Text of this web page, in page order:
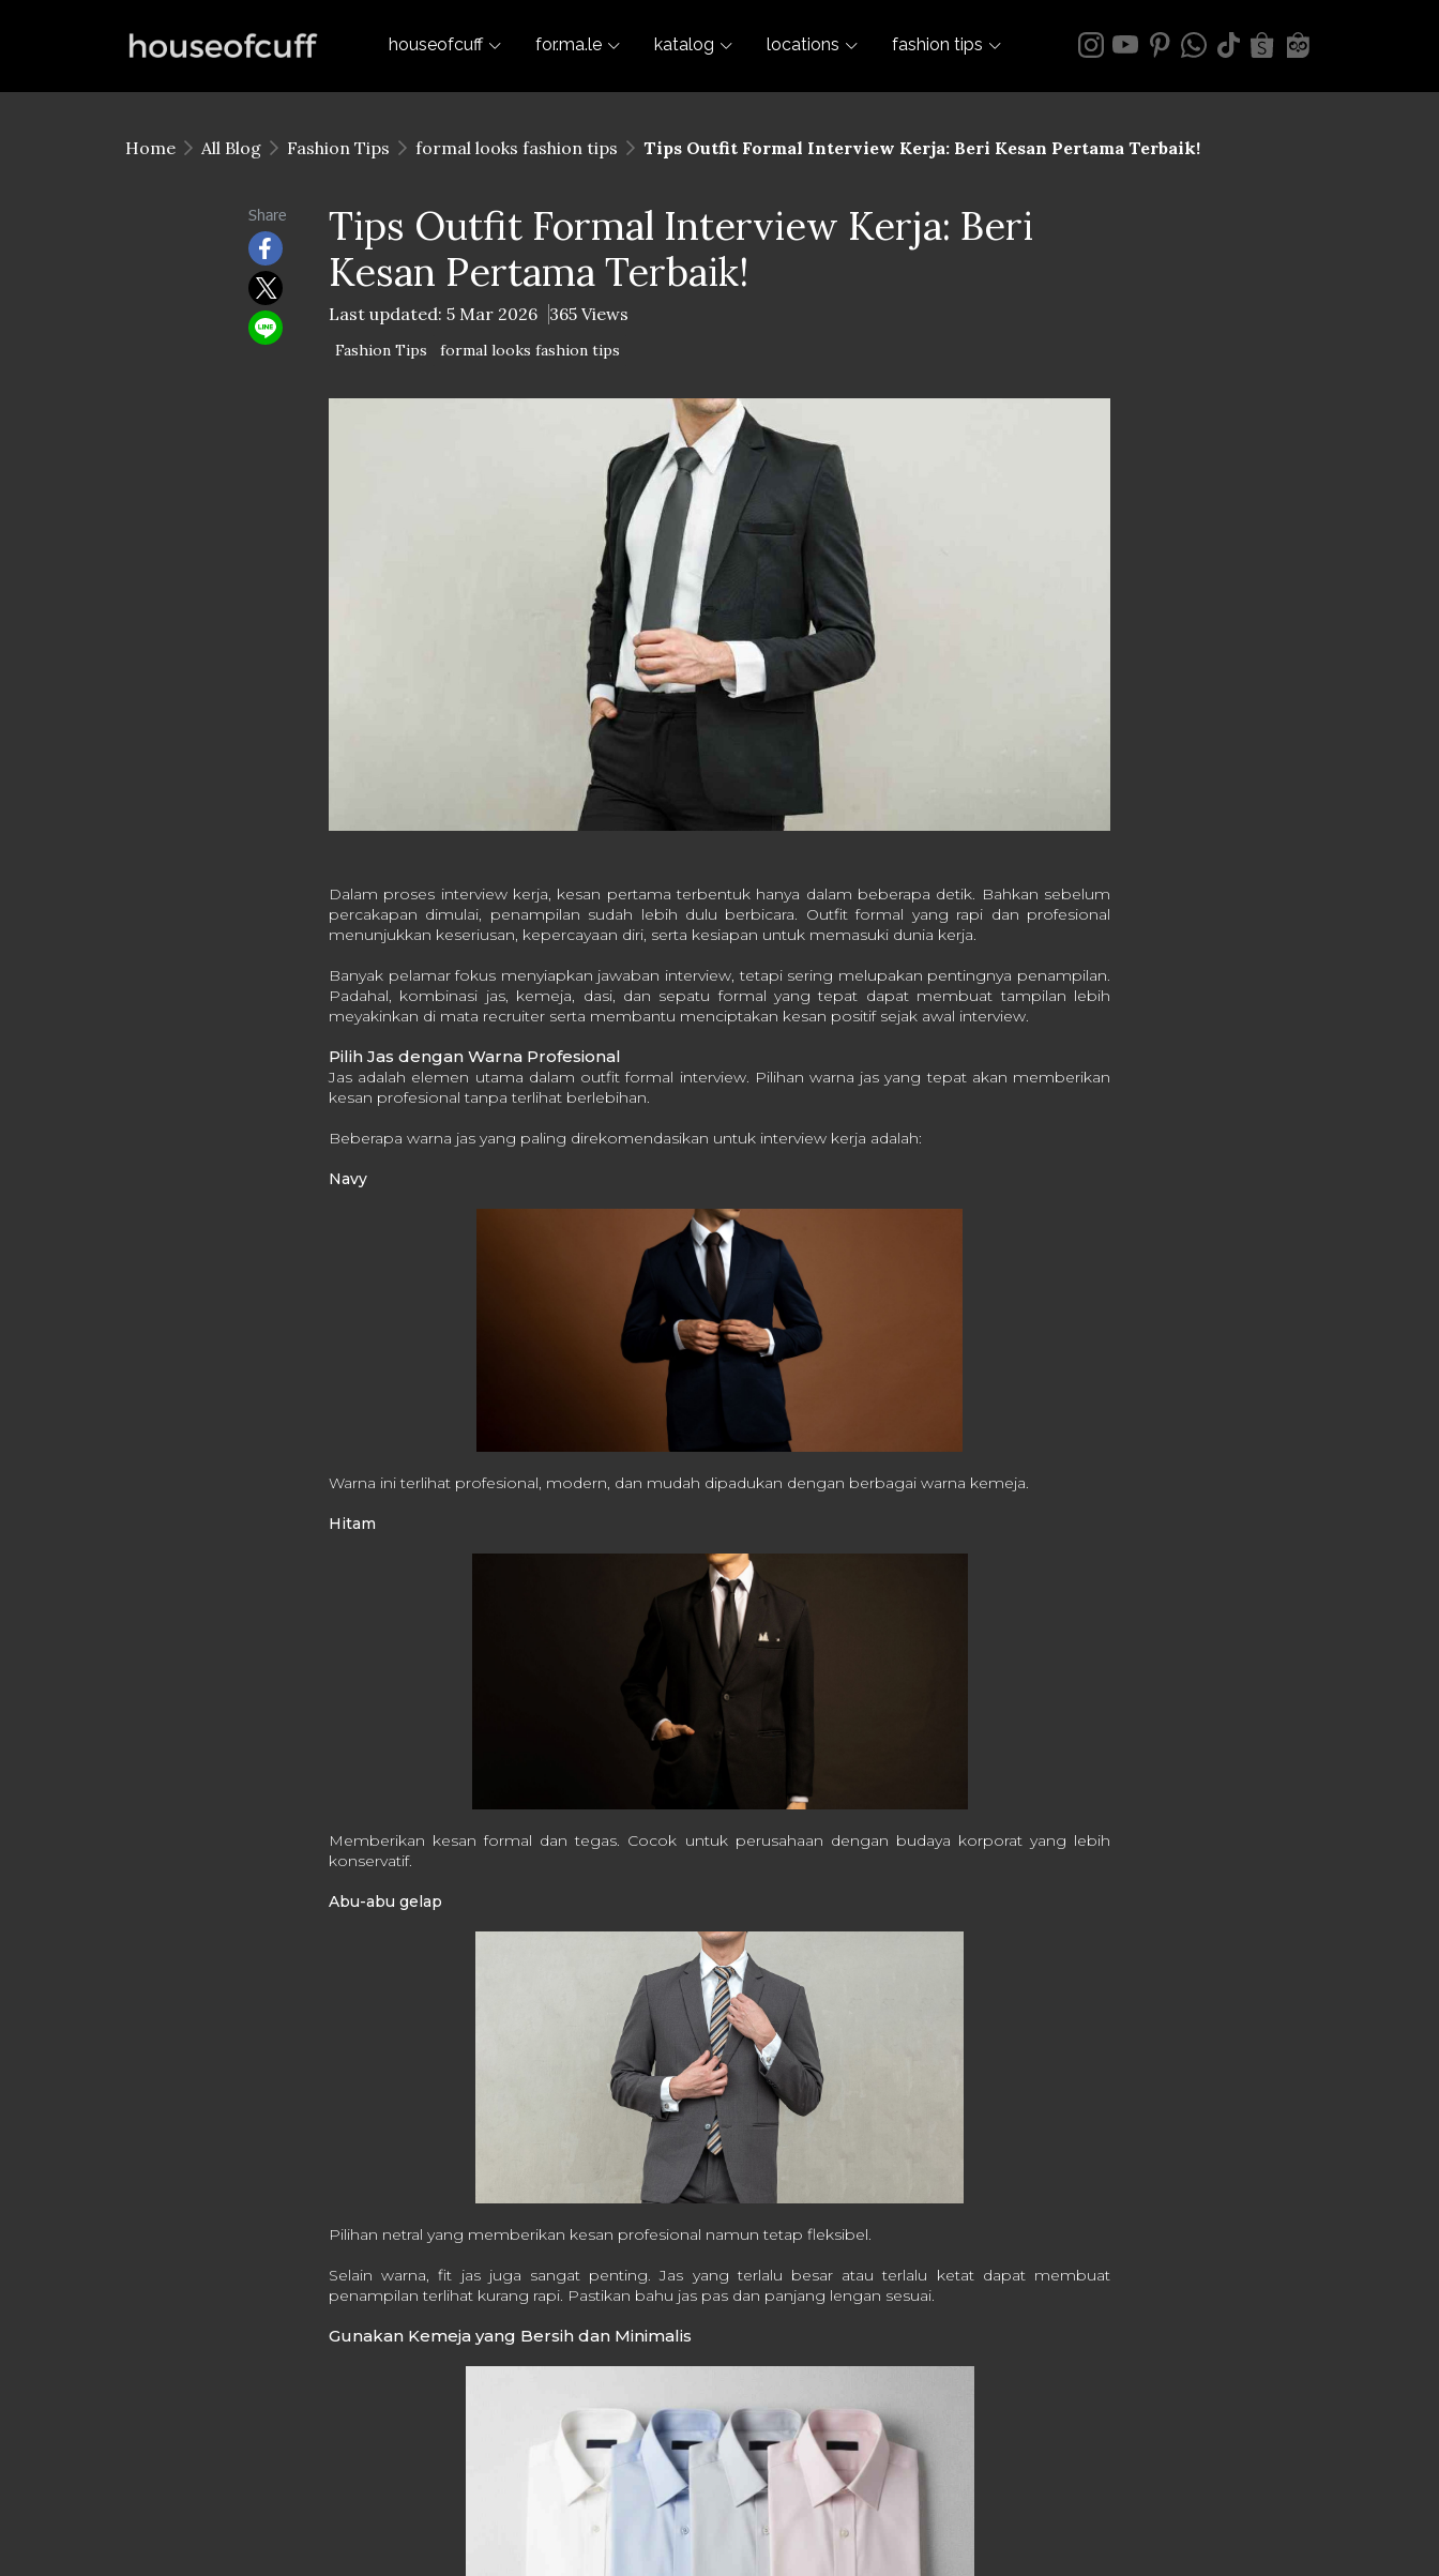
houseofcuff for.ma.le katalog locations fashion tips
Home All Blog Fashion Tips formal looks fashion tips Tips Outfit Formal Interview Kerja: Beri Kesan Pertama Terbaik!
Share
Tips Outfit Formal Interview Kerja: Beri
Kesan Pertama Terbaik!
Last updated: 5 Mar 2026 365 Views
Fashion Tips formal looks fashion tips
Dalam proses interview kerja, kesan pertama terbentuk hanya dalam beberapa detik. Bahkan sebelum
percakapan dimulai, penampilan sudah lebih dulu berbicara. Outfit formal yang rapi dan profesional
menunjukkan keseriusan, kepercayaan diri, serta kesiapan untuk memasuki dunia kerja.
Banyak pelamar fokus menyiapkan jawaban interview, tetapi sering melupakan pentingnya penampilan.
Padahal, kombinasi jas, kemeja, dasi, dan sepatu formal yang tepat dapat membuat tampilan lebih
meyakinkan di mata recruiter serta membantu menciptakan kesan positif sejak awal interview.
Pilih Jas dengan Warna Profesional
Jas adalah elemen utama dalam outfit formal interview. Pilihan warna jas yang tepat akan memberikan
kesan profesional tanpa terlihat berlebihan.
Beberapa warna jas yang paling direkomendasikan untuk interview kerja adalah:
Navy
Warna ini terlihat profesional, modern, dan mudah dipadukan dengan berbagai warna kemeja.
Hitam
Memberikan kesan formal dan tegas. Cocok untuk perusahaan dengan budaya korporat yang lebih
konservatif.
Abu-abu gelap
Pilihan netral yang memberikan kesan profesional namun tetap fleksibel.
Selain warna, fit jas juga sangat penting. Jas yang terlalu besar atau terlalu ketat dapat membuat
penampilan terlihat kurang rapi. Pastikan bahu jas pas dan panjang lengan sesuai.
Gunakan Kemeja yang Bersih dan Minimalis